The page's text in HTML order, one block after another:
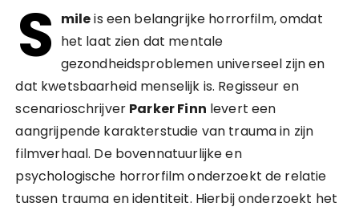
S mileis een belangrijke horrorfilm, omdat
het laat zien dat mentale
gezondheidsproblemen universeel zijn en
dat kwetsbaarheid menselijk is. Regisseur en
scenarioschrijver Parker Finn levert een
aangrijpende karakterstudie van trauma in zijn
filmverhaal. De bovennatuurlijke en
psychologische horrorfilm onderzoekt de relatie
tussen trauma en identiteit. Hierbij onderzoekt het